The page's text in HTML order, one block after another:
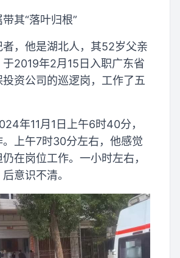
其“落叶归根”
，他是湖北人，其52岁父亲
2019年2月15日入职广东省
资公司的巡逻岗，工作了五
年11月1日上午6时40分，
。上午7时30分左右，他感觉
在岗位工作。一小时左右，
意识不清。